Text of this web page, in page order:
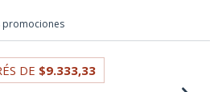
promociones
DE $9.333,33